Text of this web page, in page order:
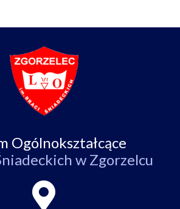
Ogólnokształcące
w Zgorzelcu